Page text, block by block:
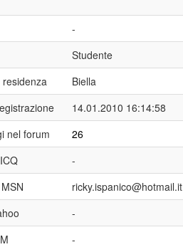
-
Studente
Biella
14.01.2010 16:14:58
nel forum
26
-
ricky.ispanico@hotmail.it
-
-